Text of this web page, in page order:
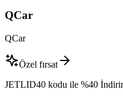
QCar
QCar
Özel fırsat
JETLID40 kodu ile %40